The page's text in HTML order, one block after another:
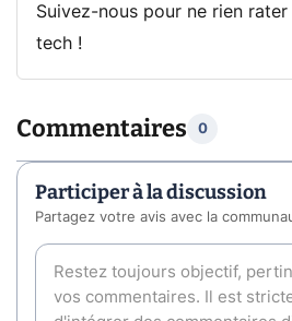
Suivez-nous pour ne rien
tech !
Commentaires 0
Participer à la discussion
Partagez votre avis avec la